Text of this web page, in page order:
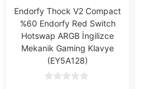
Endorfy Thock V2 Compact
%60 Endorfy Red Switch
Hotswap ARGB İngilizce
Mekanik Gaming Klavye
(EY5A128)